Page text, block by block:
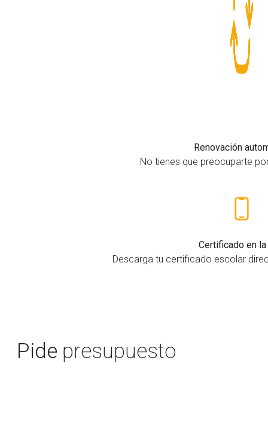
Renovación
No tienes que preocuparte
Certificado en
Descarga tu certificado escolar
Pide presupuesto